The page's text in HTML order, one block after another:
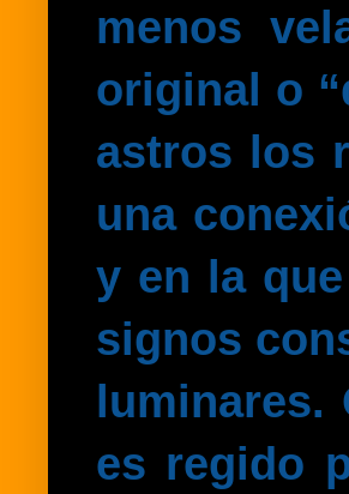
menos
original o
astros los
una
y en la
signos
es regido